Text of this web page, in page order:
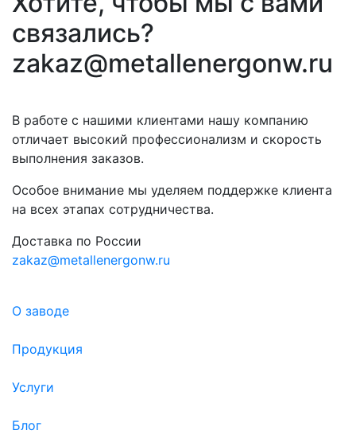
связались?
zakaz@metallenergonw.ru
В работе с нашими клиентами нашу компанию
отличает высокий профессионализм и скорость
выполнения заказов.
Особое внимание мы уделяем поддержке клиента
на всех этапах сотрудничества.
Доставка по России
zakaz@metallenergonw.ru
О заводе
Продукция
Услуги
Блог